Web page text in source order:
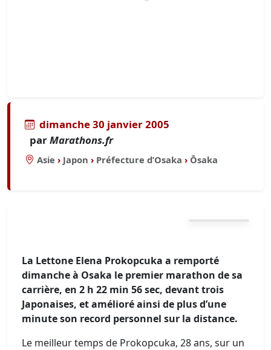
dimanche 30 janvier 2005
parMarathons.fr
Asie › Japon › Préfecture d’Osaka › Ōsaka
La Lettone Elena Prokopcuka a remporté
dimanche à Osaka le premier marathon de sa
carrière, en 2 h 22 min 56 sec, devant trois
Japonaises, et amélioré ainsi de plus d’une
minute son record personnel sur la distance.
Le meilleur temps de Prokopcuka, 28 ans, sur un